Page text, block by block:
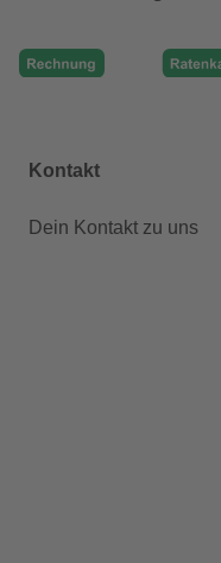
Kontakt
Dein Kontakt zu uns